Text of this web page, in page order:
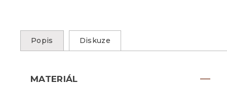
Popis Diskuze
MATERIÁL